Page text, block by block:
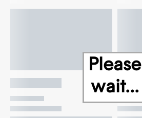
Please
wait...